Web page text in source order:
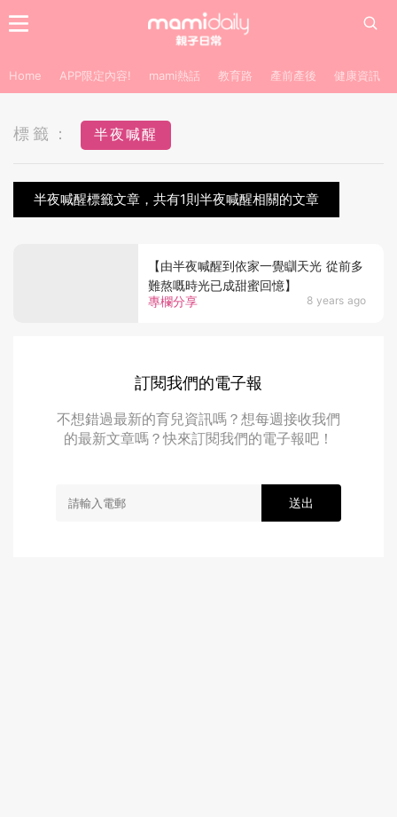
Home APP限定內容! mami熱話 教育路 產前產後 健康資訊
標籤： 半夜喊醒
半夜喊醒標籤文章，共有1則半夜喊醒相關的文章
專欄分享 8 years ago
【由半夜喊醒到依家一覺瞓天光 從前多
難熬嘅時光已成甜蜜回憶】
訂閱我們的電子報
不想錯過最新的育兒資訊嗎？想每週接收我們
的最新文章嗎？快來訂閱我們的電子報吧！
送出